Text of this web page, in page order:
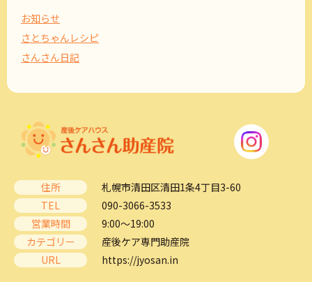
お知らせ
さとちゃんレシピ
さんさん日記
住所
札幌市清田区清田1条4丁目3-60
TEL
090-3066-3533
営業時間
9:00～19:00
カテゴリー
産後ケア専門助産院
URL
https://jyosan.in